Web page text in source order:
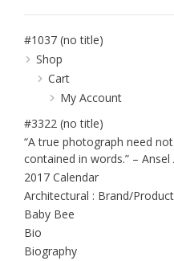
#1037 (no title)
Shop
Cart
My Account
#3322 (no title)
“A true photograph need
contained in words.” – Ansel
2017 Calendar
Architectural : Brand/Product
Baby Bee
Bio
Biography